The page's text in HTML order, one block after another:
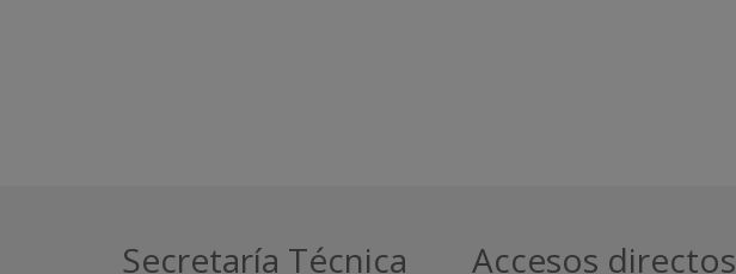
Secretaría Técnica Accesos directos